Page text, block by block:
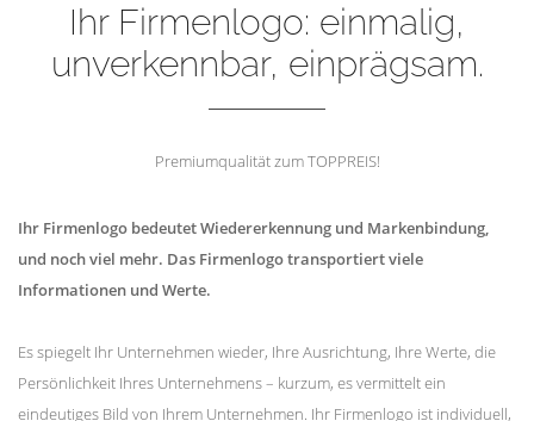
Ihr Firmenlogo: einmalig,
unverkennbar, einprägsam.
Premiumqualität zum TOPPREIS!
Ihr Firmenlogo bedeutet Wiedererkennung und Markenbindung,
und noch viel mehr. Das Firmenlogo transportiert viele
Informationen und Werte.
Es spiegelt Ihr Unternehmen wieder, Ihre Ausrichtung, Ihre Werte, die
Persönlichkeit Ihres Unternehmens – kurzum, es vermittelt ein
eindeutiges Bild von Ihrem Unternehmen. Ihr Firmenlogo ist individuell,